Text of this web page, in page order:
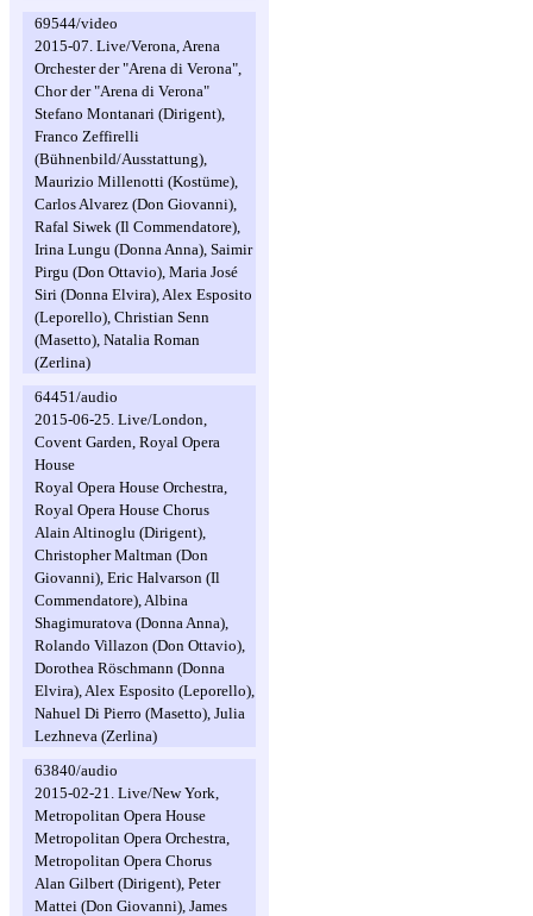
69544/video
2015-07. Live/Verona, Arena
Orchester der "Arena di Verona",
Chor der "Arena di Verona"
Stefano Montanari (Dirigent),
Franco Zeffirelli
(Bühnenbild/Ausstattung),
Maurizio Millenotti (Kostüme),
Carlos Alvarez (Don Giovanni),
Rafal Siwek (Il Commendatore),
Irina Lungu (Donna Anna), Saimir
Pirgu (Don Ottavio), Maria José
Siri (Donna Elvira), Alex Esposito
(Leporello), Christian Senn
(Masetto), Natalia Roman
(Zerlina)
64451/audio
2015-06-25. Live/London,
Covent Garden, Royal Opera
House
Royal Opera House Orchestra,
Royal Opera House Chorus
Alain Altinoglu (Dirigent),
Christopher Maltman (Don
Giovanni), Eric Halvarson (Il
Commendatore), Albina
Shagimuratova (Donna Anna),
Rolando Villazon (Don Ottavio),
Dorothea Röschmann (Donna
Elvira), Alex Esposito (Leporello),
Nahuel Di Pierro (Masetto), Julia
Lezhneva (Zerlina)
63840/audio
2015-02-21. Live/New York,
Metropolitan Opera House
Metropolitan Opera Orchestra,
Metropolitan Opera Chorus
Alan Gilbert (Dirigent), Peter
Mattei (Don Giovanni), James